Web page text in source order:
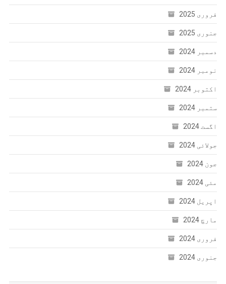
فروری 2025
جنوری 2025
دسمبر 2024
نومبر 2024
اکتوبر 2024
ستمبر 2024
اگست 2024
جولائی 2024
جون 2024
مئی 2024
اپریل 2024
مارچ 2024
فروری 2024
جنوری 2024